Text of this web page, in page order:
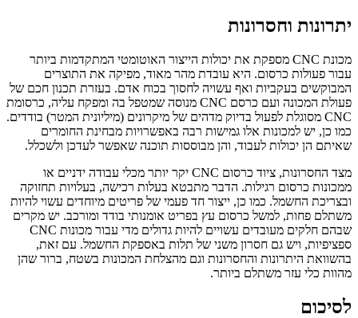
יתרונות וחסרונות
מכונת CNC מספקת את יכולות הייצור האוטומטי המתקדמות ביותר
עבור פעולות כרסום. היא עובדת מהר מאוד, מפיקה את התוצרים
המבוקשים בעקביות ואף עשויה לחסוך בכוח אדם. בעזרת תכנון חכם של
פעולת המכונה ועם כרסם CNC מנוסה שמטפל בה ומפקח עליה, כרסומת
CNC מסוגלת לפעול בדיוק מדהים של מיקרונים (מיליונית המטר) בודדים.
כמו כן, יש למכונות אלו גמישות רבה באפשרויות מבחינת החומרים
שאיתם הן יכולות לעבוד, והן מבוססות תוכנה שאפשר לעדכן ולשכלל.
מצד החסרונות, ציוד כרסום CNC יקר יותר מכלי עבודה ידניים או
ממכונות כרסום רגילות. הדבר מתבטא בעלות רכישה, בעלויות תחזוקה
ובצריכת החשמל. כמו כן, ייצור חד פעמי של פריטים מיוחדים עשוי להיות
משתלם פחות, למשל כרסום עץ בפריט אומנותי בודד ומורכב. יש מקרים
שבהם חלקים מעובדים עשויים להיות גדולים מדי עבור מכונות CNC
ספציפיות, ויש גם חסרון משני של תלות באספקת החשמל. עם זאת,
בהשוואת היתרונות והחסרונות וגם מהצלחת המכונות בשטח, ברור שהן
מהוות כלי עזר משתלם ביותר.
לסיכום